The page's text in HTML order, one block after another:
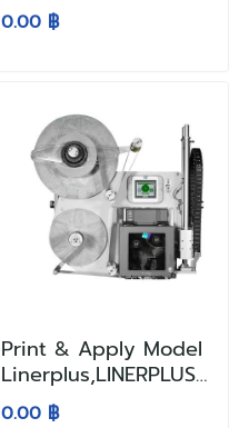
0.00 ฿
Print & Apply Model
Linerplus,LINERPLUS
5.0 Series
0.00 ฿